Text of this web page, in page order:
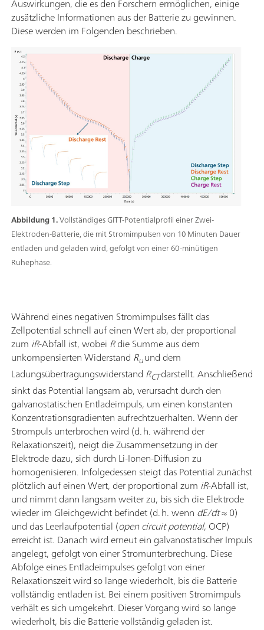
Abbildung 1.Vollständiges GITT-Potentialprofil einer Zwei-
Elektroden-Batterie, die mit Stromimpulsen von 10 Minuten Dauer
entladen und geladen wird, gefolgt von einer 60-minütigen
Ruhephase.
Auswirkungen, die es den Forschern ermöglichen, einige
zusätzliche Informationen aus der Batterie zu gewinnen.
Diese werden im Folgenden beschrieben.
Während eines negativen Stromimpulses fällt das
Zellpotential schnell auf einen Wert ab, der proportional
zum iR-Abfall ist, wobei Rdie Summe aus dem
unkompensierten Widerstand Ruund dem
Ladungsübertragungswiderstand RCTdarstellt. Anschließend
sinkt das Potential langsam ab, verursacht durch den
galvanostatischen Entladeimpuls, um einen konstanten
Konzentrationsgradienten aufrechtzuerhalten. Wenn der
Strompuls unterbrochen wird (d. h. während der
Relaxationszeit), neigt die Zusammensetzung in der
Elektrode dazu, sich durch Li-Ionen-Diffusion zu
homogenisieren. Infolgedessen steigt das Potential zunächst
plötzlich auf einen Wert, der proportional zum iR-Abfall ist,
und nimmt dann langsam weiter zu, bis sich die Elektrode
wieder im Gleichgewicht befindet (d. h. wenn dE/dt≈ 0)
und das Leerlaufpotential (open circuit potential, OCP)
erreicht ist. Danach wird erneut ein galvanostatischer Impuls
angelegt, gefolgt von einer Stromunterbrechung. Diese
Abfolge eines Entladeimpulses gefolgt von einer
Relaxationszeit wird so lange wiederholt, bis die Batterie
vollständig entladen ist. Bei einem positiven Stromimpuls
verhält es sich umgekehrt. Dieser Vorgang wird so lange
wiederholt, bis die Batterie vollständig geladen ist.